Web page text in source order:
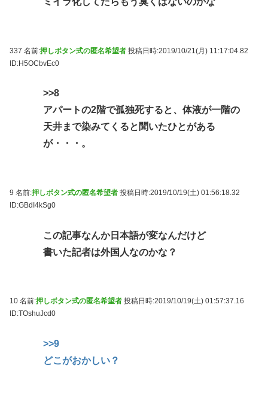
337 名前:押しボタン式の匿名希望者 投稿日時:2019/10/21(月) 11:17:04.82
ID:H5OCbvEc0
>>8
アパートの2階で孤独死すると、体液が一階の
天井まで染みてくると聞いたひとがある
が・・・。
9 名前:押しボタン式の匿名希望者 投稿日時:2019/10/19(土) 01:56:18.32
ID:GBdI4kSg0
この記事なんか日本語が変なんだけど
書いた記者は外国人なのかな？
10 名前:押しボタン式の匿名希望者 投稿日時:2019/10/19(土) 01:57:37.16
ID:TOshuJcd0
>>9
どこがおかしい？